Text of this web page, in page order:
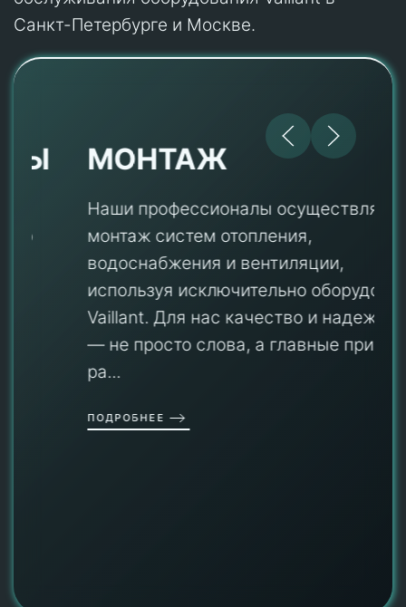
Санкт-Петербурге и Москве.
МОНТАЖ
Наши профессионалы осуществляют
монтаж систем отопления,
водоснабжения и вентиляции,
используя исключительно оборудование
Vaillant. Для нас качество и надежность
— не просто слова, а главные принципы
ПОДРОБНЕЕ